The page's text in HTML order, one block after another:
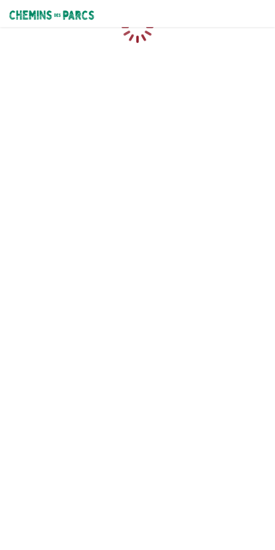
Chemins des Parcs
Chargement